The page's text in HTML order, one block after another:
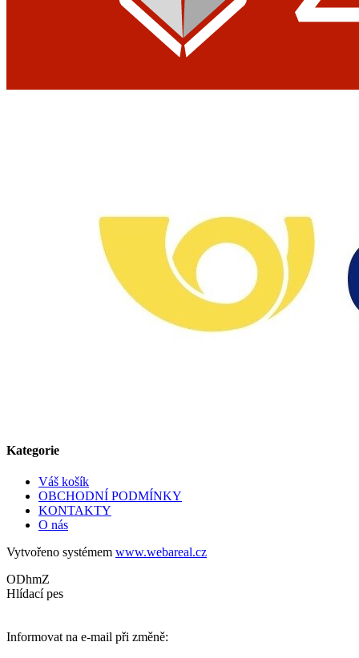
Kategorie
Váš košík
OBCHODNÍ PODMÍNKY
KONTAKTY
O nás
Vytvořeno systémem www.webareal.cz
ODhmZ
Hlídací pes
Informovat na e-mail při změně: